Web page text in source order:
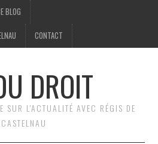
BLOG
CONTACT
DROIT
SUR L'ACTUALITÉ AVEC RÉGIS DE
CASTELNAU